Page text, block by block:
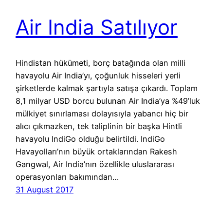
Air India Satılıyor
Hindistan hükümeti, borç batağında olan milli
havayolu Air India’yı, çoğunluk hisseleri yerli
şirketlerde kalmak şartıyla satışa çıkardı. Toplam
8,1 milyar USD borcu bulunan Air India’ya %49’luk
mülkiyet sınırlaması dolayısıyla yabancı hiç bir
alıcı çıkmazken, tek taliplinin bir başka Hintli
havayolu IndiGo olduğu belirtildi. IndiGo
Havayolları’nın büyük ortaklarından Rakesh
Gangwal, Air India’nın özellikle uluslararası
operasyonları bakımından…
31 August 2017